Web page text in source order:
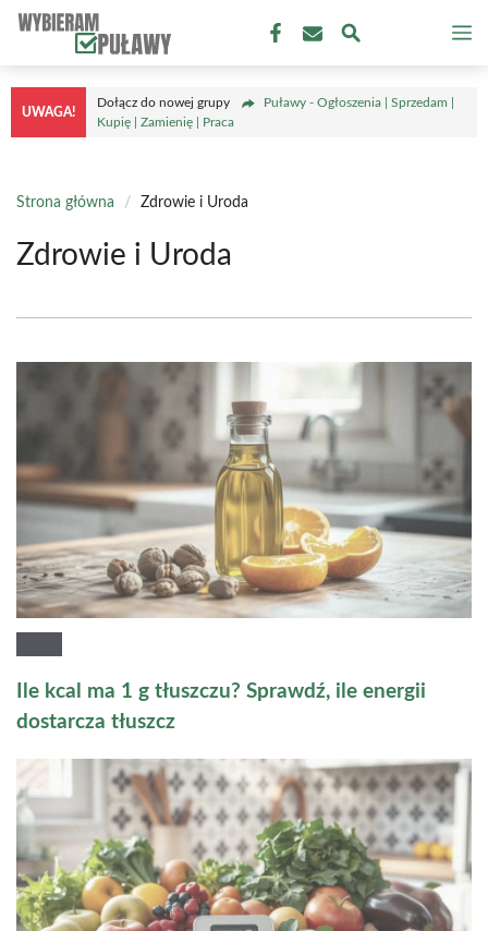
Przejdź
treści
UWAGA!
Dołącz do nowej grupy
Puławy - Ogłoszenia | Sprzedam |
Kupię | Zamienię | Praca
Strona główna / Zdrowie i Uroda
Zdrowie i Uroda
Ile kcal ma 1 g tłuszczu? Sprawdź, ile energii
dostarcza tłuszcz